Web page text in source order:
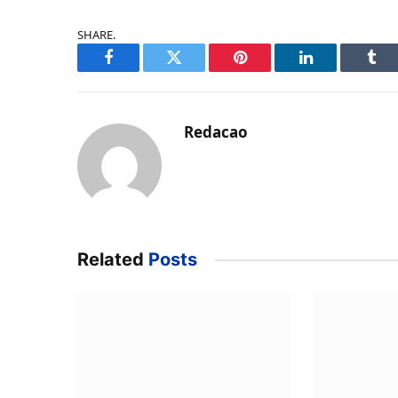
SHARE.
Facebook Twitter Pinterest LinkedIn
Redacao
Related Posts